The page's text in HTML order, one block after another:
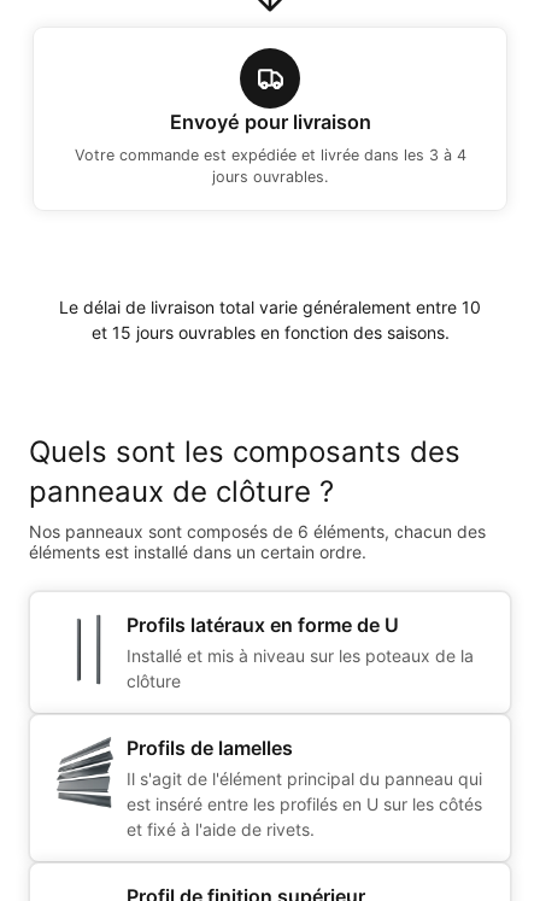
Envoyé pour livraison
Votre commande est expédiée et livrée dans les 3 à 4
jours ouvrables.
Le délai de livraison total varie généralement entre 10
et 15 jours ouvrables en fonction des saisons.
Quels sont les composants des
panneaux de clôture ?
Nos panneaux sont composés de 6 éléments, chacun des
éléments est installé dans un certain ordre.
Profils latéraux en forme de U
Installé et mis à niveau sur les poteaux de la
clôture
Profils de lamelles
Il s'agit de l'élément principal du panneau qui
est inséré entre les profilés en U sur les côtés
et fixé à l'aide de rivets.
Profil de finition supérieur